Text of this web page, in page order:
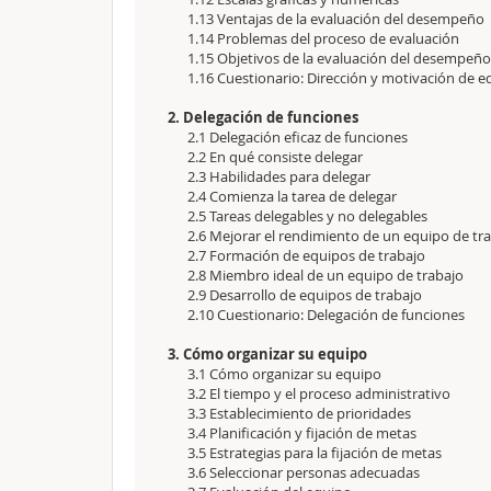
1.13 Ventajas de la evaluación del desempeño
1.14 Problemas del proceso de evaluación
1.15 Objetivos de la evaluación del desempeño
1.16 Cuestionario: Dirección y motivación de
2. Delegación de funciones
2.1 Delegación eficaz de funciones
2.2 En qué consiste delegar
2.3 Habilidades para delegar
2.4 Comienza la tarea de delegar
2.5 Tareas delegables y no delegables
2.6 Mejorar el rendimiento de un equipo de
2.7 Formación de equipos de trabajo
2.8 Miembro ideal de un equipo de trabajo
2.9 Desarrollo de equipos de trabajo
2.10 Cuestionario: Delegación de funciones
3. Cómo organizar su equipo
3.1 Cómo organizar su equipo
3.2 El tiempo y el proceso administrativo
3.3 Establecimiento de prioridades
3.4 Planificación y fijación de metas
3.5 Estrategias para la fijación de metas
3.6 Seleccionar personas adecuadas